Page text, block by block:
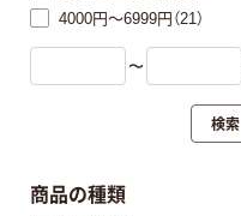
4000円～6999円（21）
〜
検索
商品の種類